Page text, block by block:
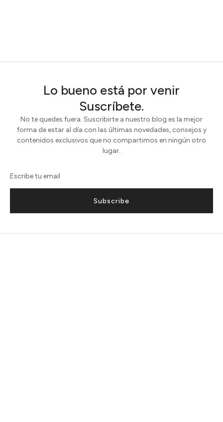
Lo bueno está por venir
Suscríbete.
No te quedes fuera. Suscribirte a nuestro blog es la mejor
forma de estar al día con las últimas novedades, consejos y
contenidos exclusivos que no compartimos en ningún otro
lugar.
Subscribe